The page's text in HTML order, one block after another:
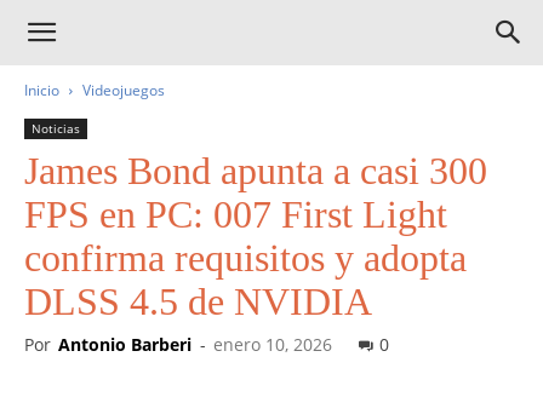
Inicio Videojuegos
Noticias
James Bond apunta a casi 300
FPS en PC: 007 First Light
confirma requisitos y adopta
DLSS 4.5 de NVIDIA
Por Antonio Barberi - enero 10, 2026 0